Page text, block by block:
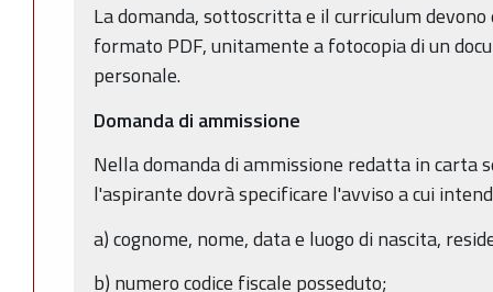
La domanda, sottoscritta e il curriculum
formato PDF, unitamente a fotocopia di un
personale.
Domanda di ammissione
Nella domanda di ammissione redatta in carta
l'aspirante dovrà specificare l'avviso a cui
a) cognome, nome, data e luogo di nascita,
b) numero codice fiscale posseduto;